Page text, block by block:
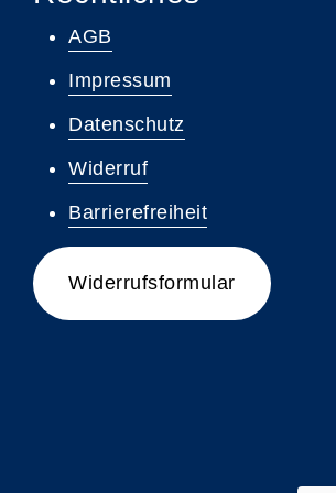
AGB
Impressum
Datenschutz
Widerruf
Barrierefreiheit
Widerrufsformular